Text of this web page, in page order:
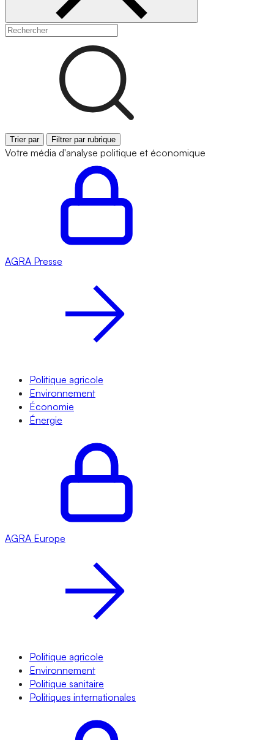
Trier par Filtrer par rubrique
Votre média d'analyse politique et économique
AGRA Presse
Politique agricole
Environnement
Économie
Énergie
AGRA Europe
Politique agricole
Environnement
Politique sanitaire
Politiques internationales